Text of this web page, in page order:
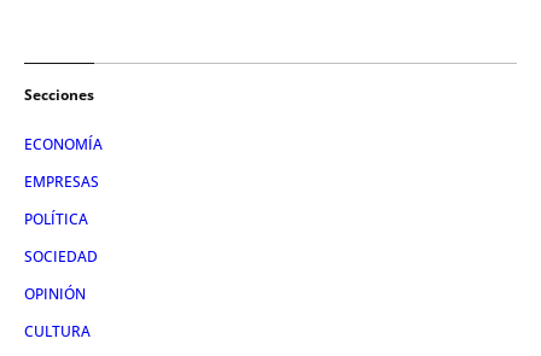
Secciones
ECONOMÍA
EMPRESAS
POLÍTICA
SOCIEDAD
OPINIÓN
CULTURA